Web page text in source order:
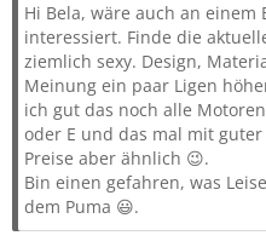
Hi Bela, wäre auch an
interessiert. Finde die
ziemlich sexy. Design,
Meinung ein paar Ligen
ich gut das noch alle
oder E und das mal mit guter
Preise aber ähnlich 😉.
Bin einen gefahren, was
dem Puma 😃.